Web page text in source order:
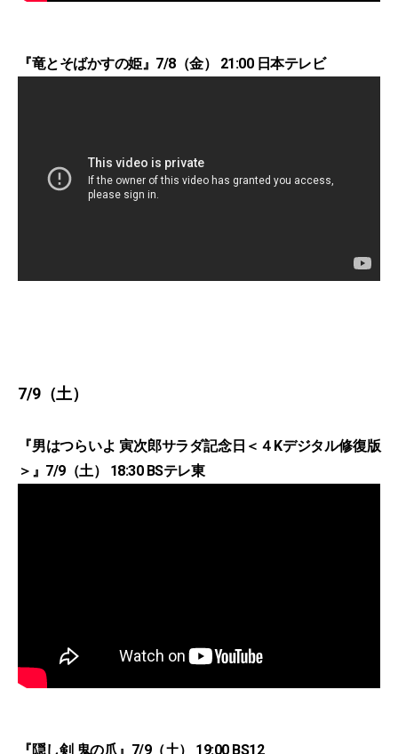
『竜とそばかすの姫』7/8（金） 21:00 日本テレビ
7/9（土）
『男はつらいよ 寅次郎サラダ記念日＜４Kデジタル修復版
＞』7/9（土） 18:30 BSテレ東
『隠し剣 鬼の爪』7/9（土） 19:00 BS12